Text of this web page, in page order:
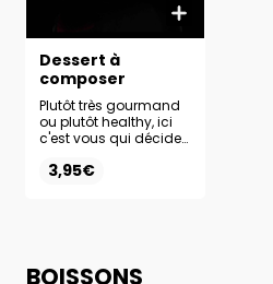
Dessert à
composer
Plutôt très gourmand
ou plutôt healthy, ici
c'est vous qui décidez
dessert parfait. Base +
3,95€
BOISSONS